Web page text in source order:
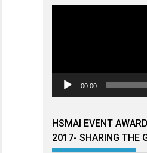
00:00
HSMAI EVENT
2017- SHARING THE